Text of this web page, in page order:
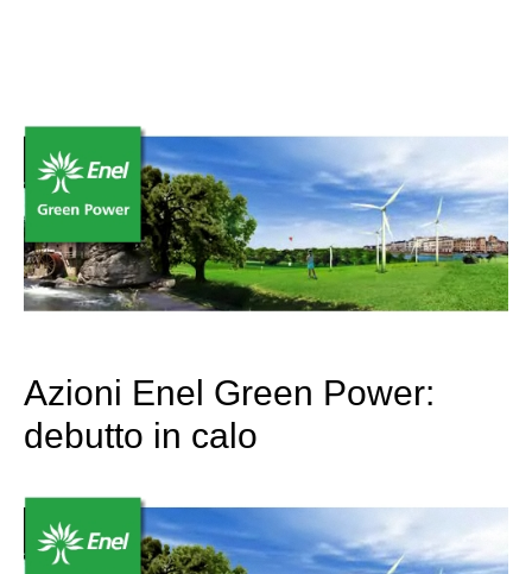
Azioni Enel Green Power:
debutto in calo